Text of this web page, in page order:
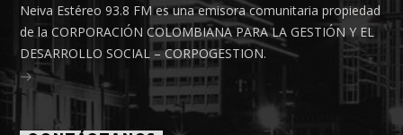
Neiva Estéreo 93.8 FM es una emisora comunitaria propiedad
de la CORPORACIÓN COLOMBIANA PARA LA GESTIÓN Y EL
DESARROLLO SOCIAL – CORPOGESTION.